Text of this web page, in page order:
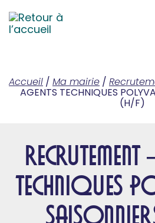
Accueil / Ma mairie /
AGENTS TECHNIQUES
(H/F)
TECHNIQUES